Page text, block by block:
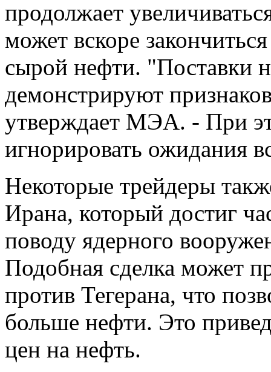
продолжает
может вскоре
сырой нефти.
демонстрируют
утверждает МЭА. - При
игнорировать ожидания
Некоторые трейдеры
Ирана, который достиг
поводу ядерного
Подобная сделка может
против Тегерана, что
больше нефти. Это
цен на нефть.